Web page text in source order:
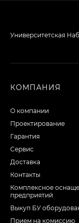
Университетская
КОМПАНИЯ
О компании
Проектирование
Гарантия
Сервис
Доставка
Контакты
Комплексное
предприятий
Выкуп БУ
Прием на комиссию